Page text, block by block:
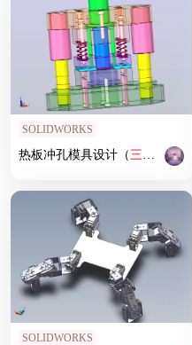
SOLIDWORKS
热板冲孔模具设计（三维 二维
SOLIDWORKS